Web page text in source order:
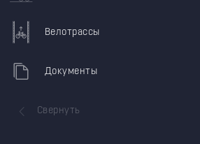
Велотрассы
Документы
Свернуть